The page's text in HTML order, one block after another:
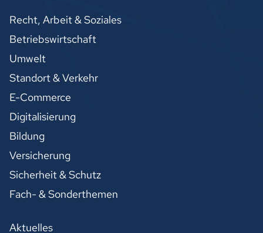
Recht, Arbeit & Soziales
Betriebswirtschaft
Umwelt
Standort & Verkehr
E-Commerce
Digitalisierung
Bildung
Versicherung
Sicherheit & Schutz
Fach- & Sonderthemen
Aktuelles